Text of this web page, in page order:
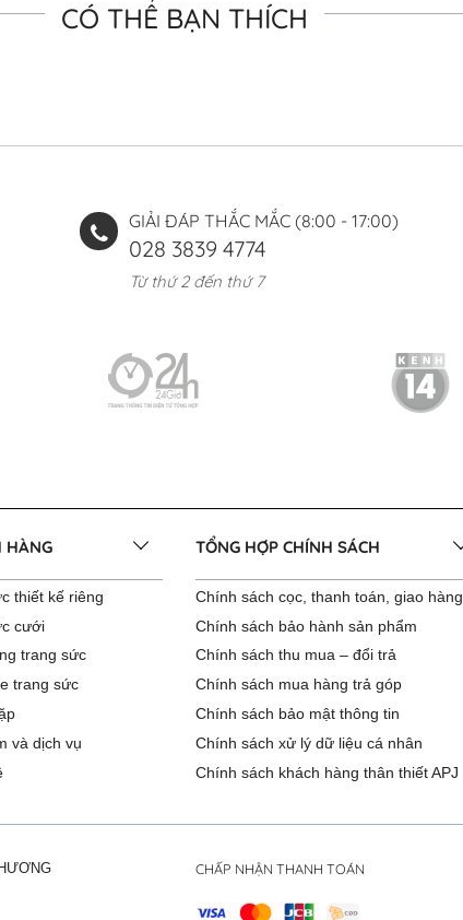
CÓ THỂ BẠN THÍCH
GIẢI ĐÁP THẮC MẮC (8:00 - 17:00)
028 3839 4774
Từ thứ 2 đến thứ 7
HÀNG
thiết kế riêng
cưới
trang sức
trang sức
và dịch vụ
TỔNG HỢP CHÍNH SÁCH
Chính sách cọc, thanh toán, giao hàng
Chính sách bảo hành sản phẩm
Chính sách thu mua – đổi trả
Chính sách mua hàng trả góp
Chính sách bảo mật thông tin
Chính sách xử lý dữ liệu cá nhân
Chính sách khách hàng thân thiết APJ
CHẤP NHẬN THANH TOÁN